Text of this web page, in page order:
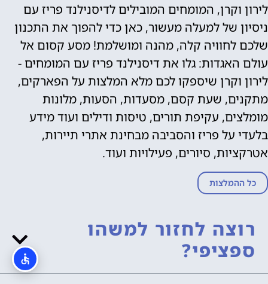
לירון וקרן, המומחים המובילים לדיסנילנד פריז עם
ניסיון של למעלה מעשור, כאן כדי להפוך את התכנון
שלכם לחוויה קלה, מהנה ומושלמת! מסע קסום אל
עולם האגדות: גלו את דיסנילנד פריז עם המומחים -
לירון וקרן שיספקו לכם מלא המלצות על הפארקים,
מתקנים, שעת קסם, מסעדות, הסעות, מלונות
מומלצים, עקיפת תורים, טיסות ודילים ועוד מידע
בלעדי על פריז והסביבה מבחינת אתרי תיירות,
אטרקציות, סיורים, פעילויות ועוד.
כל ההמלצות
רוצה לחזור למשהו
ספציפי?